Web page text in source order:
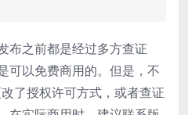
布之前都是经过多方查证
可以免费商用的。但是，不
了授权许可方式，或者查证